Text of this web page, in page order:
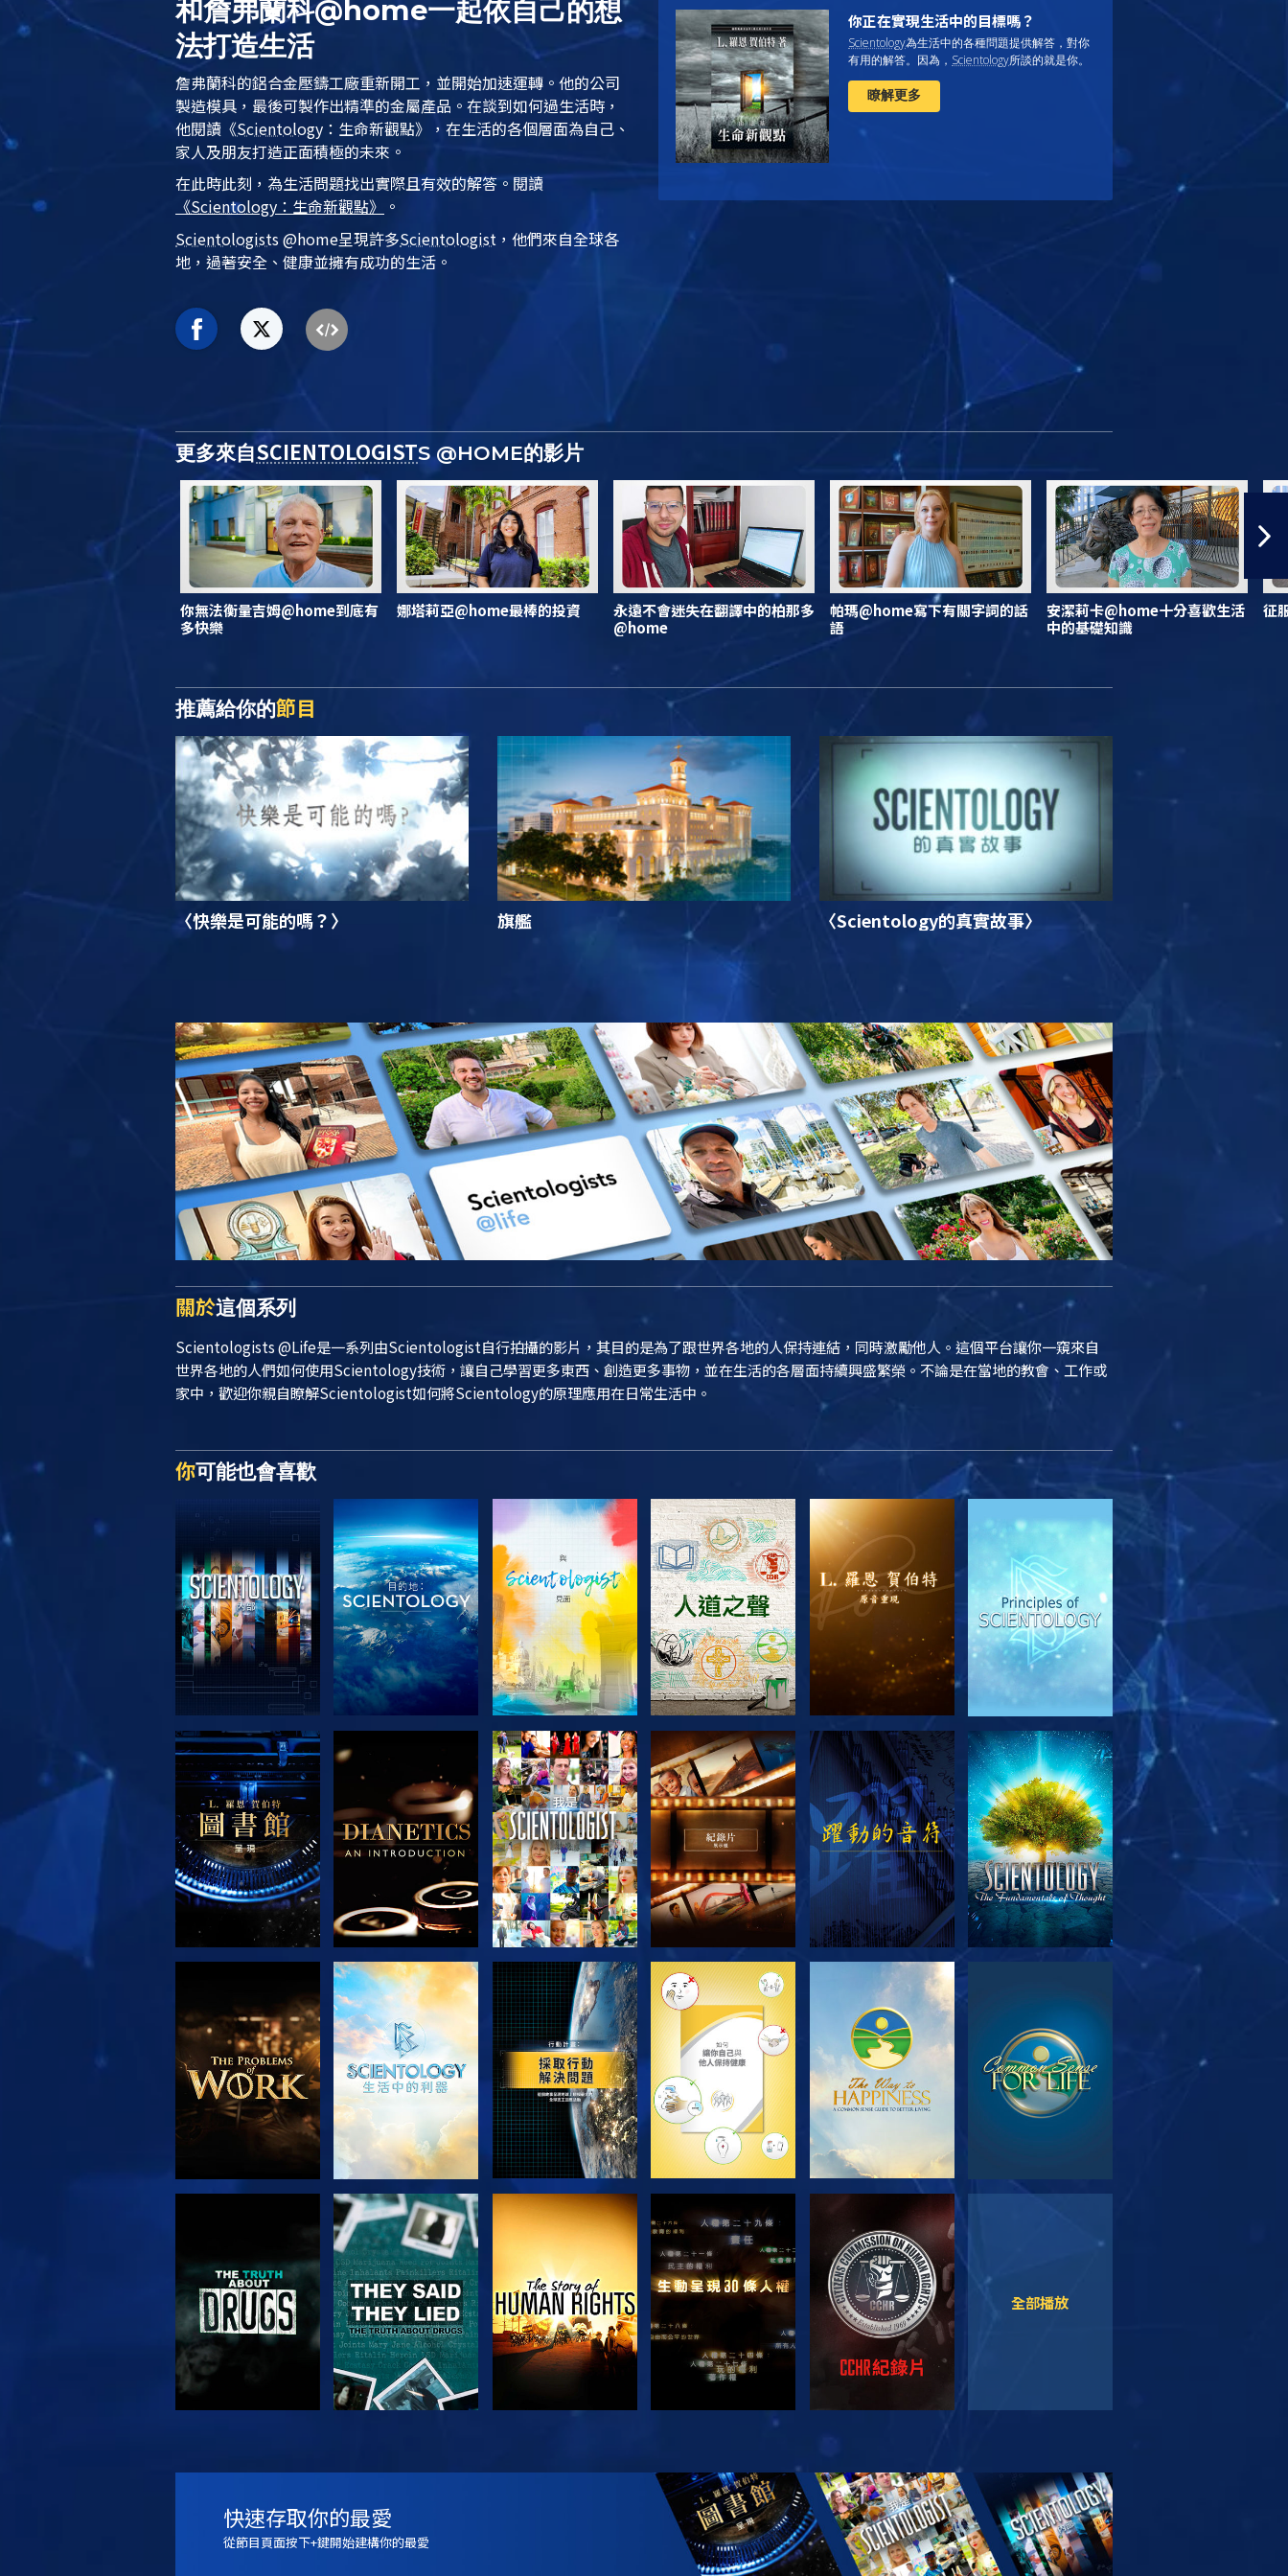
和詹弗蘭科@home一起依自己的想
法打造生活
詹弗蘭科的鋁合金壓鑄工廠重新開工，並開始加速運轉。他的公司
製造模具，最後可製作出精準的金屬產品。在談到如何過生活時，
他閱讀 《Scientology ：生命新觀點》 ，在生活的各個層面為自己、
家人及朋友打造正面積極的未來。
在此時此刻，為生活問題找出實際且有效的解答。閱讀
《Scientology ：生命新觀點》 。
Scientologists @home呈現許多Scientologist ，他們來自全球各
地，過著安全、健康並擁有成功的生活。
你正在實現生活中的目標嗎？
Scientology為生活中的各種問題提供解答，對你
有用的解答。因為， Scientology所談的就是你。
瞭解更多
更多來自SCIENTOLOGISTS @HOME的影片
你無法衡量吉姆@home到底有
多快樂
娜塔莉亞@home最棒的投資
永遠不會迷失在翻譯中的柏那多
@home
帕瑪@home寫下有關字詞的話
語
安潔莉卡@home十分喜歡生活
中的基礎知識
征
推薦給你的節目
〈快樂是可能的嗎？〉 旗艦 〈Scientology的真實故事〉
關於這個系列
Scientologists @Life是一系列由Scientologist自行拍攝的影片，其目的是為了跟世界各地的人保持連結，同時激勵他人。這個平台讓你一窺來自
世界各地的人們如何使用Scientology技術，讓自己學習更多東西、創造更多事物，並在生活的各層面持續興盛繁榮。不論是在當地的教會、工作或
家中，歡迎你親自瞭解Scientologist如何將Scientology的原理應用在日常生活中。
你可能也會喜歡
探索系列節目 探索系列節目 探索系列節目 探索系列節目 探索系列節目 觀看
探索系列節目 觀看 探索系列節目 探索系列節目 探索系列節目
觀看 觀看 觀看 觀看
觀看 探索系列節目
全部播放
快速存取你的最愛
從節目頁面按下+鍵開始建構你的最愛